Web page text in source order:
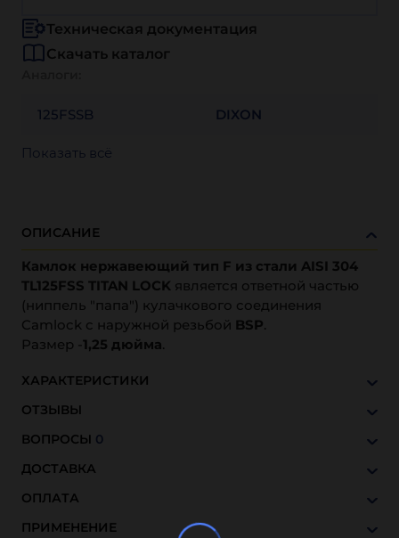
Техническая документация
Скачать каталог
125FSSB DIXON
Показать всё
ОПИСАНИЕ
Камлок нержавеющий тип F из стали AISI 304
TL125FSS TITAN LOCK является ответной частью
(ниппель "папа") кулачкового соединения
Camlock с наружной резьбой BSP.
Размер - 1,25 дюйма.
ХАРАКТЕРИСТИКИ
ОТЗЫВЫ
ВОПРОСЫ 0
ДОСТАВКА
ОПЛАТА
ПРИМЕНЕНИЕ